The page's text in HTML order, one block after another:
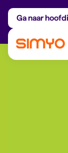
Ga naar
Maandelijks